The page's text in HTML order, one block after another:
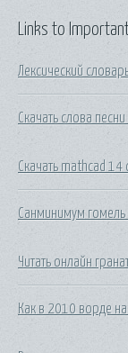
Links to
Лексический
Скачать слова
Скачать mathcad
Санминимум гомель
Читать онлайн
Как в 2010 ворде